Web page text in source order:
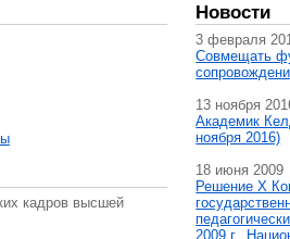
кадров высшей
Новости
3 февраля
Совмещать
13 ноября
Академик
ноября 2016)
18 июня 2009
Решение X
2009 г.,